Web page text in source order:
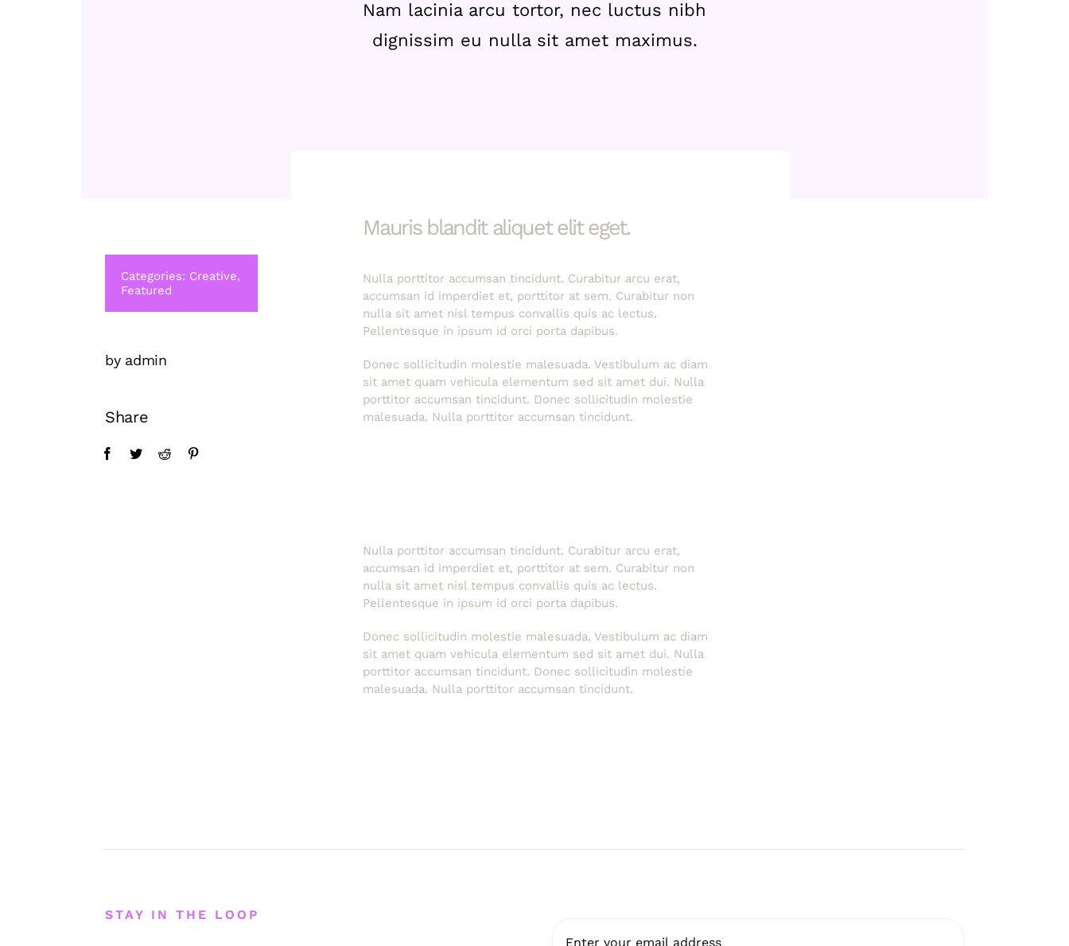
Nam lacinia arcu tortor, nec luctus nibh
dignissim eu nulla sit amet maximus.
Categories: Creative,
Featured
by admin
Share
Mauris blandit aliquet elit eget.
Nulla porttitor accumsan tincidunt. Curabitur arcu erat,
accumsan id imperdiet et, porttitor at sem. Curabitur non
nulla sit amet nisl tempus convallis quis ac lectus.
Pellentesque in ipsum id orci porta dapibus.
Donec sollicitudin molestie malesuada. Vestibulum ac diam
sit amet quam vehicula elementum sed sit amet dui. Nulla
porttitor accumsan tincidunt. Donec sollicitudin molestie
malesuada. Nulla porttitor accumsan tincidunt.
Nulla porttitor accumsan tincidunt. Curabitur arcu erat,
accumsan id imperdiet et, porttitor at sem. Curabitur non
nulla sit amet nisl tempus convallis quis ac lectus.
Pellentesque in ipsum id orci porta dapibus.
Donec sollicitudin molestie malesuada. Vestibulum ac diam
sit amet quam vehicula elementum sed sit amet dui. Nulla
porttitor accumsan tincidunt. Donec sollicitudin molestie
malesuada. Nulla porttitor accumsan tincidunt.
STAY IN THE LOOP